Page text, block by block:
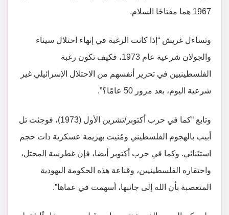
1967 هما مفتاحًا السلام.
وتساءل غريش “إذا كانت الرغبة في إنهاء احتلال سيناء
والجولان شرعية عام 1973، فكيف تكون رغبة
الفلسطينيين في تحرير أنفسهم من الاحتلال الإسرائيلي غير
شرعية اليوم، بعد مرور 50 عامًا؟”.
وتابع “كما في حرب أكتوبر/تشرين الأول (1973)، فوجئت تل
أبيب بالهجوم الفلسطيني ومُنيت بهزيمة عسكرية ذات حجم
استثنائي. وكما في حرب أكتوبر أيضا، فإن غطرسة المحتل،
واحتقاره الفلسطينيين، وقناعة هذه الحكومة اليهودية
المتعصبة بأن الله إلى جانبها، أسهمت في عماها”.